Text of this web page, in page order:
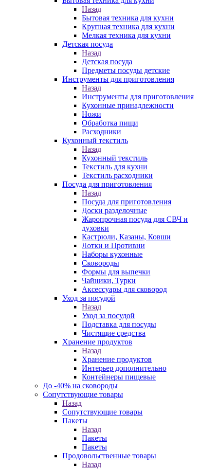
Назад
Бытовая техника для кухни
Крупная техника для кухни
Мелкая техника для кухни
Детская посуда
Назад
Детская посуда
Предметы посуды детские
Инструменты для приготовления
Назад
Инструменты для приготовления
Кухонные принадлежности
Ножи
Обработка пищи
Расходники
Кухонный текстиль
Назад
Кухонный текстиль
Текстиль для кухни
Текстиль расходники
Посуда для приготовления
Назад
Посуда для приготовления
Доски разделочные
Жаропрочная посуда для СВЧ и
духовки
Кастрюли, Казаны, Ковши
Лотки и Противни
Наборы кухонные
Сковороды
Формы для выпечки
Чайники, Турки
Аксессуары для сковород
Уход за посудой
Назад
Уход за посудой
Подставка для посуды
Чистящие средства
Хранение продуктов
Назад
Хранение продуктов
Интерьер дополнительно
Контейнеры пищевые
До -40% на сковороды
Сопутствующие товары
Назад
Сопутствующие товары
Пакеты
Назад
Пакеты
Пакеты
Продовольственные товары
Назад